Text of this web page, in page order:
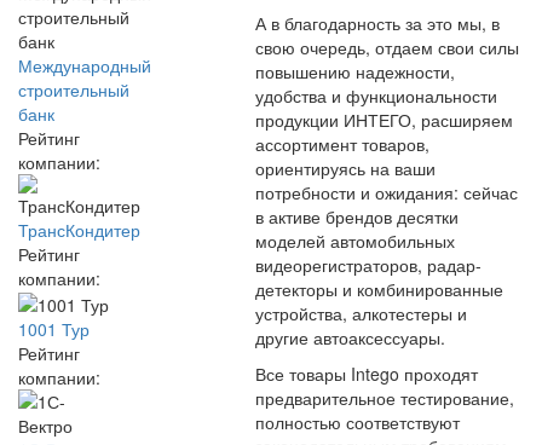
Международный
строительный
банк
Рейтинг
компании:
ТрансКондитер
Рейтинг
компании:
1001 Тур
Рейтинг
компании:
А в благодарность за это мы, в
свою очередь, отдаем свои силы
повышению надежности,
удобства и функциональности
продукции ИНТЕГО, расширяем
ассортимент товаров,
ориентируясь на ваши
потребности и ожидания: сейчас
в активе брендов десятки
моделей автомобильных
видеорегистраторов, радар-
детекторы и комбинированные
устройства, алкотестеры и
другие автоаксессуары.
Все товары Intego проходят
предварительное тестирование,
полностью соответствуют